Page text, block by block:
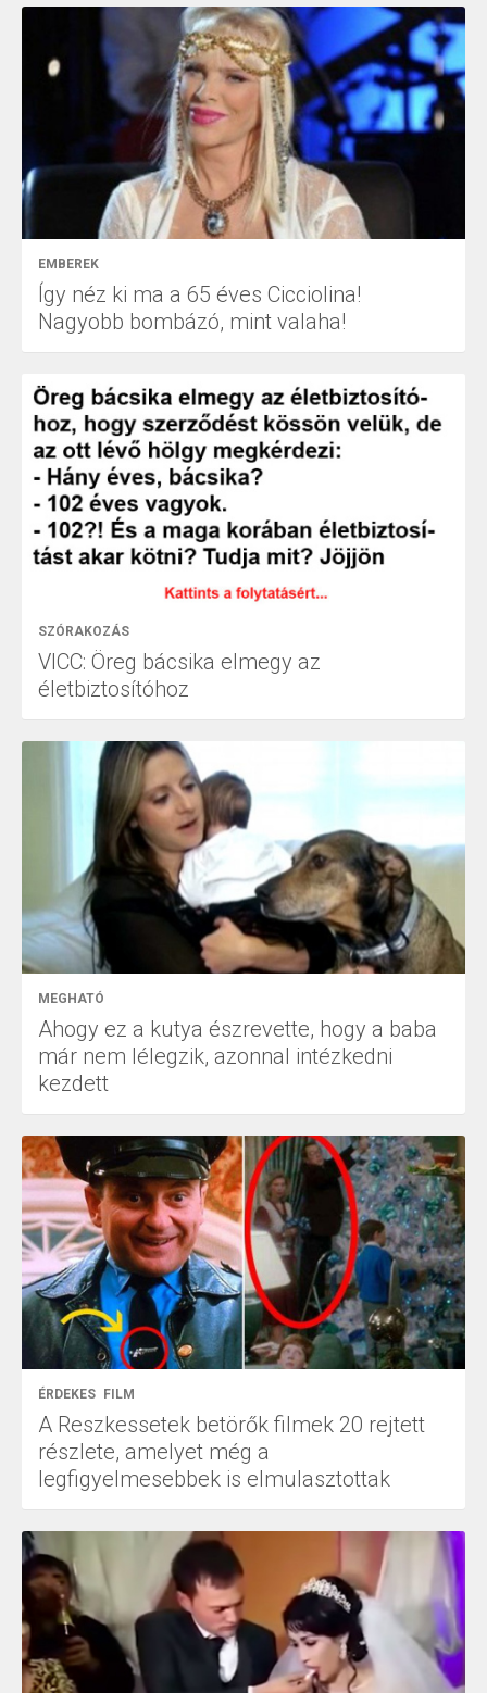
EMBEREK
Így néz ki ma a 65 éves Cicciolina!
Nagyobb bombázó, mint valaha!
SZÓRAKOZÁS
VICC: Öreg bácsika elmegy az
életbiztosítóhoz
MEGHATÓ
Ahogy ez a kutya észrevette, hogy a baba
már nem lélegzik, azonnal intézkedni
kezdett
ÉRDEKES FILM
A Reszkessetek betörők filmek 20 rejtett
részlete, amelyet még a
legfigyelmesebbek is elmulasztottak